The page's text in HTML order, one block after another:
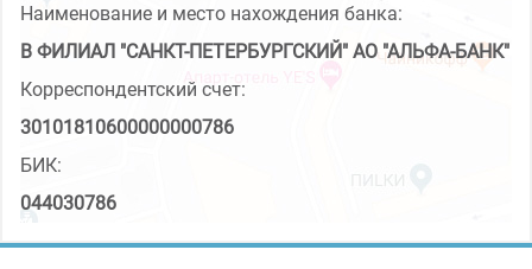
Наименование и место нахождения банка:
В ФИЛИАЛ "САНКТ-ПЕТЕРБУРГСКИЙ" АО "АЛЬФА-БАНК"
Корреспондентский счет:
30101810600000000786
БИК:
044030786